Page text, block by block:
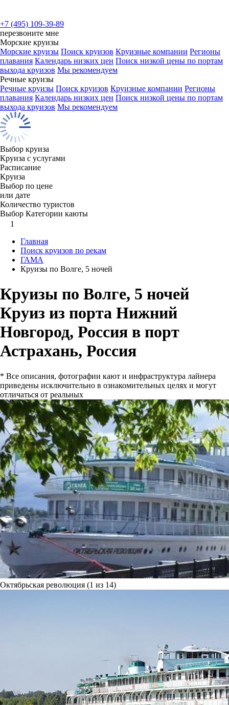
+7 (495) 109-39-89
перезвоните мне
Морские круизы
Морские круизы Поиск круизов Круизные компании Регионы
плавания Календарь низких цен Поиск низкой цены по портам
выхода круизов Мы рекомендуем
Речные круизы
Речные круизы Поиск круизов Круизные компании Регионы
плавания Календарь низких цен Поиск низкой цены по портам
выхода круизов Мы рекомендуем
Выбор круиза
Круиза с услугами
Расписание
Круиза
Выбор по цене
или дате
Количество туристов
Выбор Категории каюты
1
Главная
Поиск круизов по рекам
ГАМА
Круизы по Волге, 5 ночей
Круизы по Волге, 5 ночей
Круиз из порта Нижний
Новгород, Россия в порт
Астрахань, Россия
* Все описания, фотографии кают и инфраструктура лайнера
приведены исключительно в ознакомительных целях и могут
отличаться от реальных
Октябрьская революция (1 из 14)